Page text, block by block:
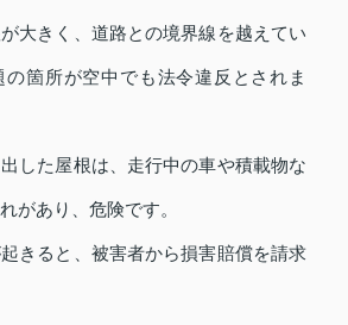
大きく、道路との境界線を越えてい
の箇所が空中でも法令違反とされま
した屋根は、走行中の車や積載物な
があり、危険です。
きると、被害者から損害賠償を請求